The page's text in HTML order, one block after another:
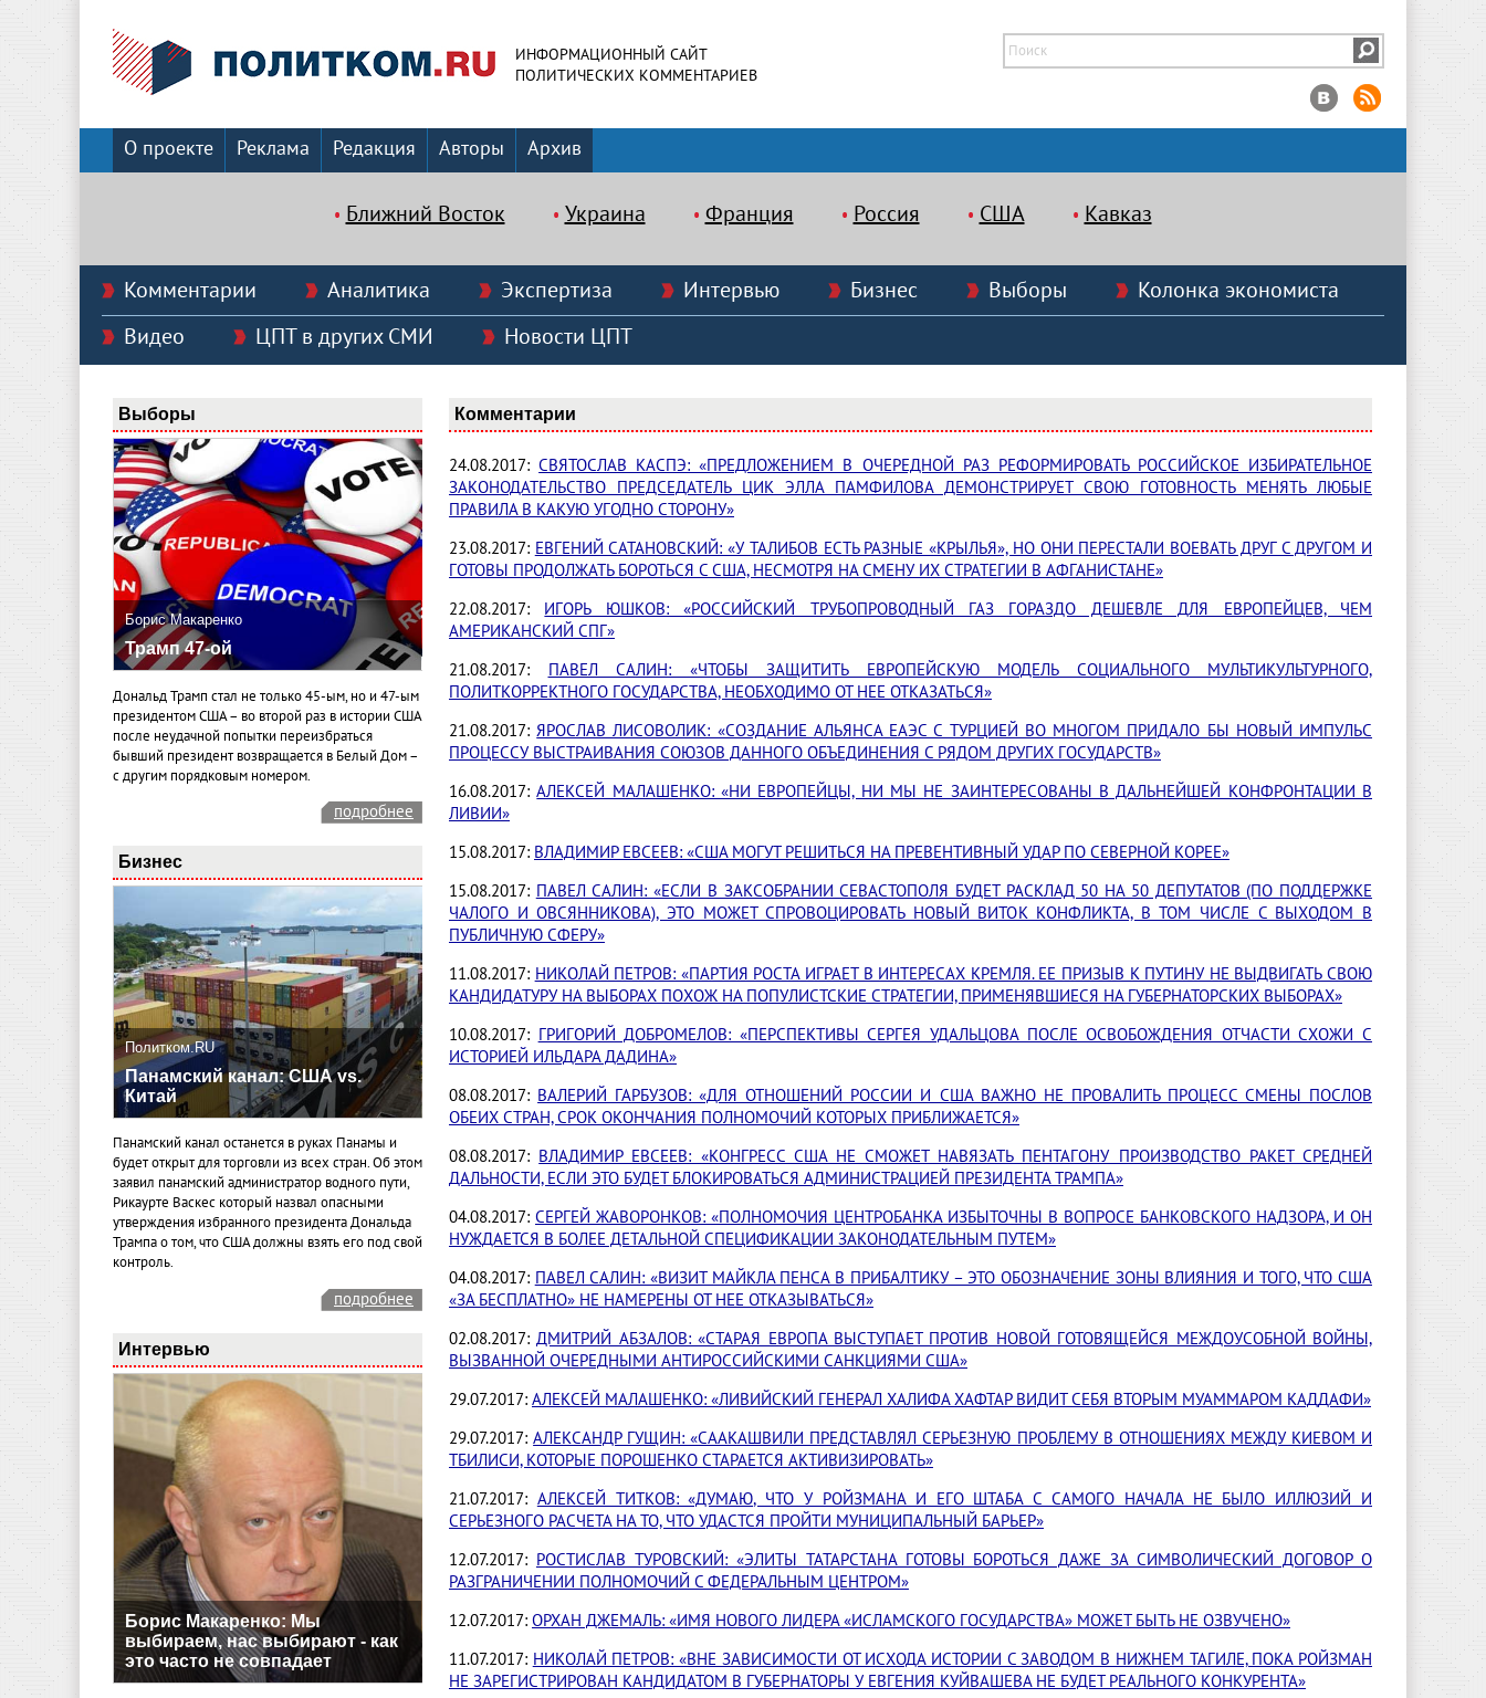
ИНФОРМАЦИОННЫЙ САЙТ
ПОЛИТИЧЕСКИХ КОММЕНТАРИЕВ
О проекте Реклама Редакция Авторы Архив
Ближний Восток Украина Франция Россия США Кавказ
Комментарии Аналитика Экспертиза Интервью Бизнес Выборы
Колонка экономиста
Видео
ЦПТ в других СМИ Новости ЦПТ
Выборы
Борис Макаренко
Трамп 47-ой
Дональд Трамп стал не только 45-ым, но и 47-ым
президентом США – во второй раз в истории США
после неудачной попытки переизбраться
бывший президент возвращается в Белый Дом –
с другим порядковым номером.
подробнее
Бизнес
Политком.RU
Панамский канал: США vs.
Китай
Панамский канал останется в руках Панамы и
будет открыт для торговли из всех стран. Об этом
заявил панамский администратор водного пути,
Рикаурте Васкес который назвал опасными
утверждения избранного президента Дональда
Трампа о том, что США должны взять его под свой
контроль.
подробнее
Интервью
Борис Макаренко: Мы
выбираем, нас выбирают - как
это часто не совпадает
Комментарии
24.08.2017:СВЯТОСЛАВ КАСПЭ: «ПРЕДЛОЖЕНИЕМ В ОЧЕРЕДНОЙ РАЗ РЕФОРМИРОВАТЬ РОССИЙСКОЕ ИЗБИРАТЕЛЬНОЕ
ЗАКОНОДАТЕЛЬСТВО ПРЕДСЕДАТЕЛЬ ЦИК ЭЛЛА ПАМФИЛОВА ДЕМОНСТРИРУЕТ СВОЮ ГОТОВНОСТЬ МЕНЯТЬ ЛЮБЫЕ
ПРАВИЛА В КАКУЮ УГОДНО СТОРОНУ»
23.08.2017: ЕВГЕНИЙ САТАНОВСКИЙ: «У ТАЛИБОВ ЕСТЬ РАЗНЫЕ «КРЫЛЬЯ», НО ОНИ ПЕРЕСТАЛИ ВОЕВАТЬ ДРУГ С ДРУГОМ И
ГОТОВЫ ПРОДОЛЖАТЬ БОРОТЬСЯ С США, НЕСМОТРЯ НА СМЕНУ ИХ СТРАТЕГИИ В АФГАНИСТАНЕ»
22.08.2017: ИГОРЬ ЮШКОВ: «РОССИЙСКИЙ ТРУБОПРОВОДНЫЙ ГАЗ ГОРАЗДО ДЕШЕВЛЕ ДЛЯ ЕВРОПЕЙЦЕВ, ЧЕМ
АМЕРИКАНСКИЙ СПГ»
21.08.2017: ПАВЕЛ САЛИН: «ЧТОБЫ ЗАЩИТИТЬ ЕВРОПЕЙСКУЮ МОДЕЛЬ СОЦИАЛЬНОГО МУЛЬТИКУЛЬТУРНОГО,
ПОЛИТКОРРЕКТНОГО ГОСУДАРСТВА, НЕОБХОДИМО ОТ НЕЕ ОТКАЗАТЬСЯ»
21.08.2017:ЯРОСЛАВ ЛИСОВОЛИК: «СОЗДАНИЕ АЛЬЯНСА ЕАЭС С ТУРЦИЕЙ ВО МНОГОМ ПРИДАЛО БЫ НОВЫЙ ИМПУЛЬС
ПРОЦЕССУ ВЫСТРАИВАНИЯ СОЮЗОВ ДАННОГО ОБЪЕДИНЕНИЯ С РЯДОМ ДРУГИХ ГОСУДАРСТВ»
16.08.2017:АЛЕКСЕЙ МАЛАШЕНКО: «НИ ЕВРОПЕЙЦЫ, НИ МЫ НЕ ЗАИНТЕРЕСОВАНЫ В ДАЛЬНЕЙШЕЙ КОНФРОНТАЦИИ В
ЛИВИИ»
15.08.2017: ВЛАДИМИР ЕВСЕЕВ: «США МОГУТ РЕШИТЬСЯ НА ПРЕВЕНТИВНЫЙ УДАР ПО СЕВЕРНОЙ КОРЕЕ»
15.08.2017: ПАВЕЛ САЛИН: «ЕСЛИ В ЗАКСОБРАНИИ СЕВАСТОПОЛЯ БУДЕТ РАСКЛАД 50 НА 50 ДЕПУТАТОВ (ПО ПОДДЕРЖКЕ
ЧАЛОГО И ОВСЯННИКОВА), ЭТО МОЖЕТ СПРОВОЦИРОВАТЬ НОВЫЙ ВИТОК КОНФЛИКТА, В ТОМ ЧИСЛЕ С ВЫХОДОМ В
ПУБЛИЧНУЮ СФЕРУ»
11.08.2017: НИКОЛАЙ ПЕТРОВ: «ПАРТИЯ РОСТА ИГРАЕТ В ИНТЕРЕСАХ КРЕМЛЯ. ЕЕ ПРИЗЫВ К ПУТИНУ НЕ ВЫДВИГАТЬ СВОЮ
КАНДИДАТУРУ НА ВЫБОРАХ ПОХОЖ НА ПОПУЛИСТСКИЕ СТРАТЕГИИ, ПРИМЕНЯВШИЕСЯ НА ГУБЕРНАТОРСКИХ ВЫБОРАХ»
10.08.2017: ГРИГОРИЙ ДОБРОМЕЛОВ: «ПЕРСПЕКТИВЫ СЕРГЕЯ УДАЛЬЦОВА ПОСЛЕ ОСВОБОЖДЕНИЯ ОТЧАСТИ СХОЖИ С
ИСТОРИЕЙ ИЛЬДАРА ДАДИНА»
08.08.2017: ВАЛЕРИЙ ГАРБУЗОВ: «ДЛЯ ОТНОШЕНИЙ РОССИИ И США ВАЖНО НЕ ПРОВАЛИТЬ ПРОЦЕСС СМЕНЫ ПОСЛОВ
ОБЕИХ СТРАН, СРОК ОКОНЧАНИЯ ПОЛНОМОЧИЙ КОТОРЫХ ПРИБЛИЖАЕТСЯ»
08.08.2017: ВЛАДИМИР ЕВСЕЕВ: «КОНГРЕСС США НЕ СМОЖЕТ НАВЯЗАТЬ ПЕНТАГОНУ ПРОИЗВОДСТВО РАКЕТ СРЕДНЕЙ
ДАЛЬНОСТИ, ЕСЛИ ЭТО БУДЕТ БЛОКИРОВАТЬСЯ АДМИНИСТРАЦИЕЙ ПРЕЗИДЕНТА ТРАМПА»
04.08.2017: СЕРГЕЙ ЖАВОРОНКОВ: «ПОЛНОМОЧИЯ ЦЕНТРОБАНКА ИЗБЫТОЧНЫ В ВОПРОСЕ БАНКОВСКОГО НАДЗОРА, И ОН
НУЖДАЕТСЯ В БОЛЕЕ ДЕТАЛЬНОЙ СПЕЦИФИКАЦИИ ЗАКОНОДАТЕЛЬНЫМ ПУТЕМ»
04.08.2017: ПАВЕЛ САЛИН: «ВИЗИТ МАЙКЛА ПЕНСА В ПРИБАЛТИКУ – ЭТО ОБОЗНАЧЕНИЕ ЗОНЫ ВЛИЯНИЯ И ТОГО, ЧТО США
«ЗА БЕСПЛАТНО» НЕ НАМЕРЕНЫ ОТ НЕЕ ОТКАЗЫВАТЬСЯ»
02.08.2017:ДМИТРИЙ АБЗАЛОВ: «СТАРАЯ ЕВРОПА ВЫСТУПАЕТ ПРОТИВ НОВОЙ ГОТОВЯЩЕЙСЯ МЕЖДОУСОБНОЙ ВОЙНЫ,
ВЫЗВАННОЙ ОЧЕРЕДНЫМИ АНТИРОССИЙСКИМИ САНКЦИЯМИ США»
29.07.2017: АЛЕКСЕЙ МАЛАШЕНКО: «ЛИВИЙСКИЙ ГЕНЕРАЛ ХАЛИФА ХАФТАР ВИДИТ СЕБЯ ВТОРЫМ МУАММАРОМ КАДДАФИ»
29.07.2017:АЛЕКСАНДР ГУЩИН: «СААКАШВИЛИ ПРЕДСТАВЛЯЛ СЕРЬЕЗНУЮ ПРОБЛЕМУ В ОТНОШЕНИЯХ МЕЖДУ КИЕВОМ И
ТБИЛИСИ, КОТОРЫЕ ПОРОШЕНКО СТАРАЕТСЯ АКТИВИЗИРОВАТЬ»
21.07.2017: АЛЕКСЕЙ ТИТКОВ: «ДУМАЮ, ЧТО У РОЙЗМАНА И ЕГО ШТАБА С САМОГО НАЧАЛА НЕ БЫЛО ИЛЛЮЗИЙ И
СЕРЬЕЗНОГО РАСЧЕТА НА ТО, ЧТО УДАСТСЯ ПРОЙТИ МУНИЦИПАЛЬНЫЙ БАРЬЕР»
12.07.2017: РОСТИСЛАВ ТУРОВСКИЙ: «ЭЛИТЫ ТАТАРСТАНА ГОТОВЫ БОРОТЬСЯ ДАЖЕ ЗА СИМВОЛИЧЕСКИЙ ДОГОВОР О
РАЗГРАНИЧЕНИИ ПОЛНОМОЧИЙ С ФЕДЕРАЛЬНЫМ ЦЕНТРОМ»
12.07.2017: ОРХАН ДЖЕМАЛЬ: «ИМЯ НОВОГО ЛИДЕРА «ИСЛАМСКОГО ГОСУДАРСТВА» МОЖЕТ БЫТЬ НЕ ОЗВУЧЕНО»
11.07.2017: НИКОЛАЙ ПЕТРОВ: «ВНЕ ЗАВИСИМОСТИ ОТ ИСХОДА ИСТОРИИ С ЗАВОДОМ В НИЖНЕМ ТАГИЛЕ, ПОКА РОЙЗМАН
НЕ ЗАРЕГИСТРИРОВАН КАНДИДАТОМ В ГУБЕРНАТОРЫ У ЕВГЕНИЯ КУЙВАШЕВА НЕ БУДЕТ РЕАЛЬНОГО КОНКУРЕНТА»